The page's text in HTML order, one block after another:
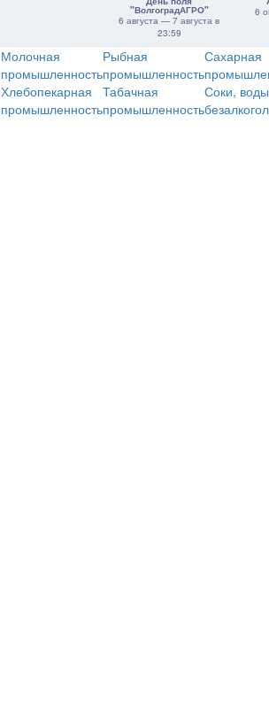
"ВолгоградАГРО"
6 августа — 7 августа в
23:59
6
Молочная
промышленность
Рыбная
промышленность
Сахарная
Хлебопекарная
промышленность
Табачная
промышленность
Соки,